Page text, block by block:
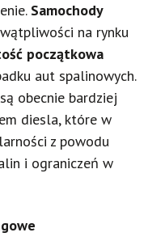
Samochody
na rynku
początkowa
aut spalinowych.
obecnie bardziej
diesla, które w
z powodu
i ograniczeń w